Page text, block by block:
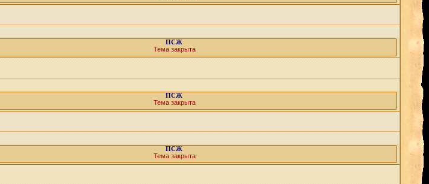
ПСЖ
Тема закрыта
ПСЖ
Тема закрыта
ПСЖ
Тема закрыта